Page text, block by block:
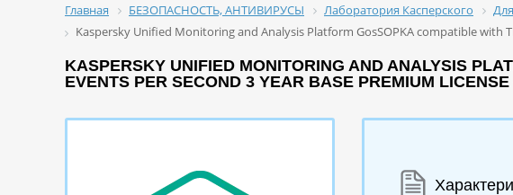
Главная БЕЗОПАСНОСТЬ, АНТИВИРУСЫ Лаборатория Касперского
Kaspersky Unified Monitoring and Analysis Platform GosSOPKA compatible with
KASPERSKY UNIFIED MONITORING AND ANALYSIS
EVENTS PER SECOND 3 YEAR BASE PREMIUM